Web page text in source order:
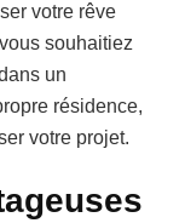
votre rêve
souhaitiez
un
résidence,
votre projet.